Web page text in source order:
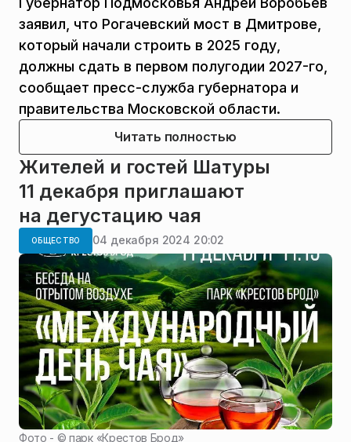
заявил, что Рогачевский мост в Дмитрове,
который начали строить в 2025 году,
должны сдать в первом полугодии 2027-го,
сообщает пресс-служба губернатора и
правительства Московской области.
Читать полностью
Жителей и гостей Шатуры
11 декабря приглашают
на дегустацию чая
ОБЩЕСТВО 04 декабря 2024 20:02
Фото - ©парк «Крестов Брод»